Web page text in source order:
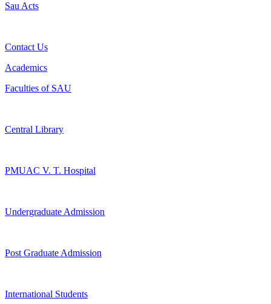
Sau Acts
Contact Us
Academics
Faculties of SAU
Central Library
PMUAC V. T. Hospital
Undergraduate Admission
Post Graduate Admission
International Students